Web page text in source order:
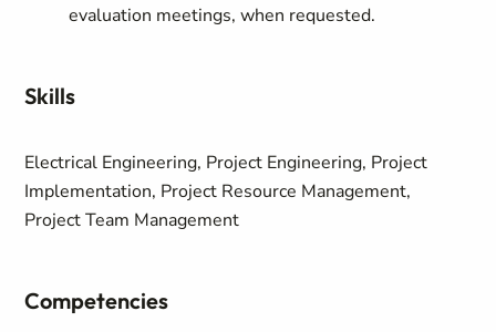
evaluation meetings, when requested.
Skills
Electrical Engineering, Project Engineering, Project
Implementation, Project Resource Management,
Project Team Management
Competencies